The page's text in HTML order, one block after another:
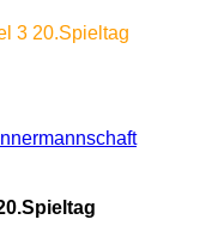
3 20.Spieltag